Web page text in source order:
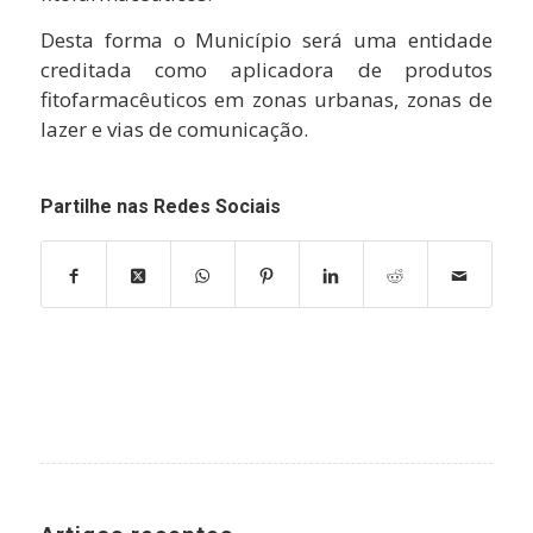
Desta forma o Município será uma entidade
creditada como aplicadora de produtos
fitofarmacêuticos em zonas urbanas, zonas de
lazer e vias de comunicação.
Partilhe nas Redes Sociais